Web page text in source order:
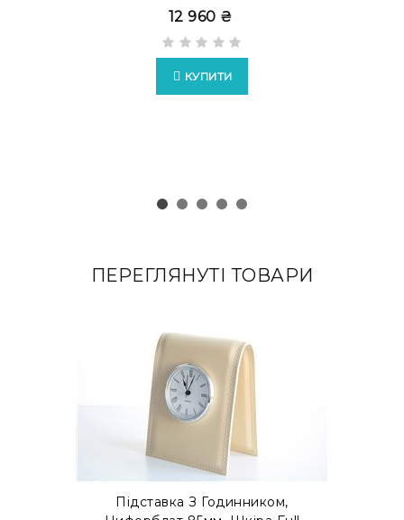
12 960 ₴
КУПИТИ
ПЕРЕГЛЯНУТІ ТОВАРИ
Підставка З Годинником,